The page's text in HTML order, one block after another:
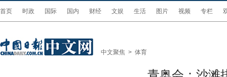
首页 时政 国际 国内 财经 文娱 生活 图片 视频 专栏
中文聚焦 > 体育